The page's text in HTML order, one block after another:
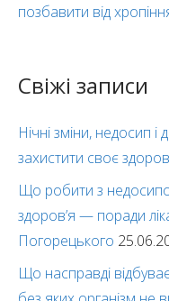
позбавити від
Свіжі записи
Нічні зміни, недосип
захистити своє
Що робити з
здоров’я — поради
Погорецького
Що насправді